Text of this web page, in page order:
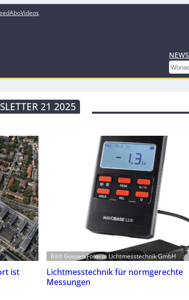
AboVideos
NEWS
Search
21 2025
ist
Bild: Gossen Foto- u. Lichtmesstechnik GmbH
Lichtmesstechnik für normgerechte
Messungen